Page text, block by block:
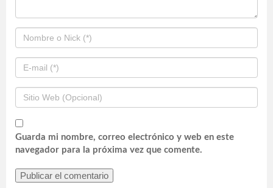
Guarda mi nombre, correo electrónico y web en este
navegador para la próxima vez que comente.